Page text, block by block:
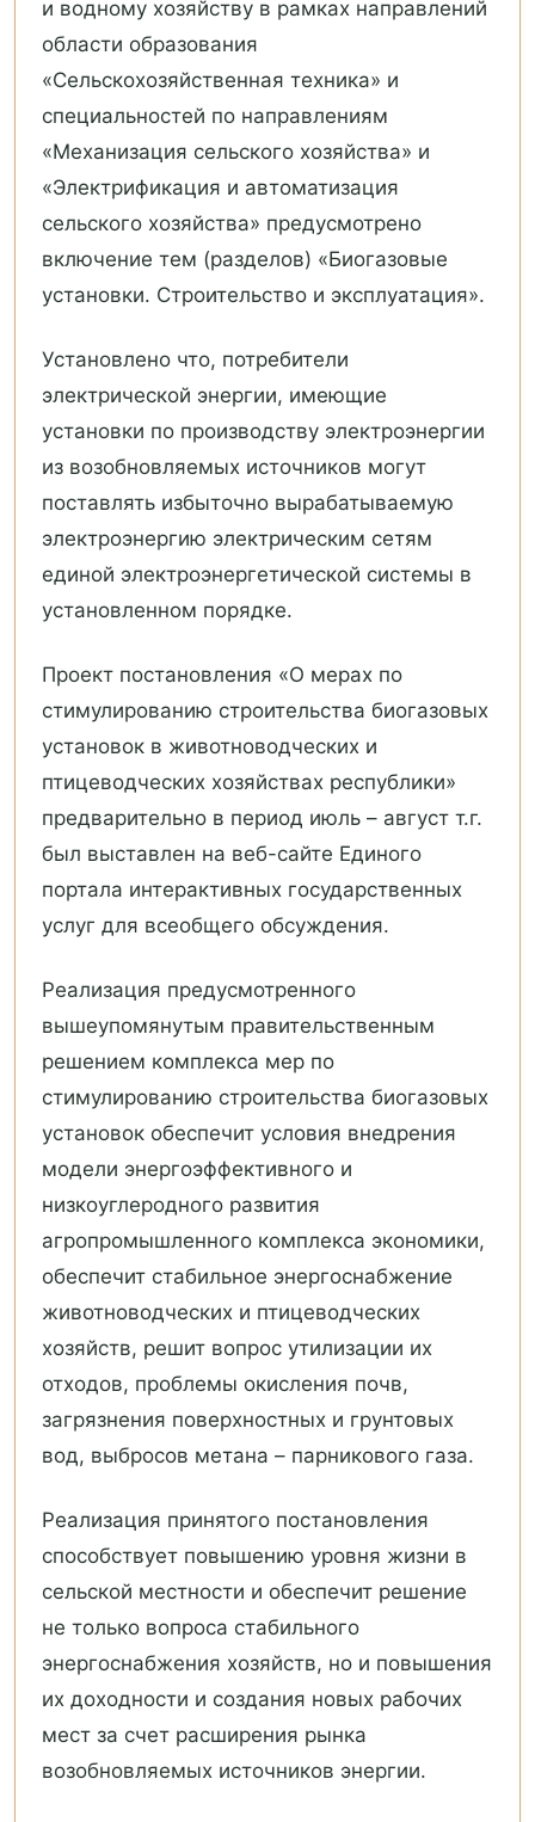
и водному хозяйству в рамках направлений
области образования
«Сельскохозяйственная техника» и
специальностей по направлениям
«Механизация сельского хозяйства» и
«Электрификация и автоматизация
сельского хозяйства» предусмотрено
включение тем (разделов) «Биогазовые
установки. Строительство и эксплуатация».
Установлено что, потребители
электрической энергии, имеющие
установки по производству электроэнергии
из возобновляемых источников могут
поставлять избыточно вырабатываемую
электроэнергию электрическим сетям
единой электроэнергетической системы в
установленном порядке.
Проект постановления «О мерах по
стимулированию строительства биогазовых
установок в животноводческих и
птицеводческих хозяйствах республики»
предварительно в период июль – август т.г.
был выставлен на веб-сайте Единого
портала интерактивных государственных
услуг для всеобщего обсуждения.
Реализация предусмотренного
вышеупомянутым правительственным
решением комплекса мер по
стимулированию строительства биогазовых
установок обеспечит условия внедрения
модели энергоэффективного и
низкоуглеродного развития
агропромышленного комплекса экономики,
обеспечит стабильное энергоснабжение
животноводческих и птицеводческих
хозяйств, решит вопрос утилизации их
отходов, проблемы окисления почв,
загрязнения поверхностных и грунтовых
вод, выбросов метана – парникового газа.
Реализация принятого постановления
способствует повышению уровня жизни в
сельской местности и обеспечит решение
не только вопроса стабильного
энергоснабжения хозяйств, но и повышения
их доходности и создания новых рабочих
мест за счет расширения рынка
возобновляемых источников энергии.